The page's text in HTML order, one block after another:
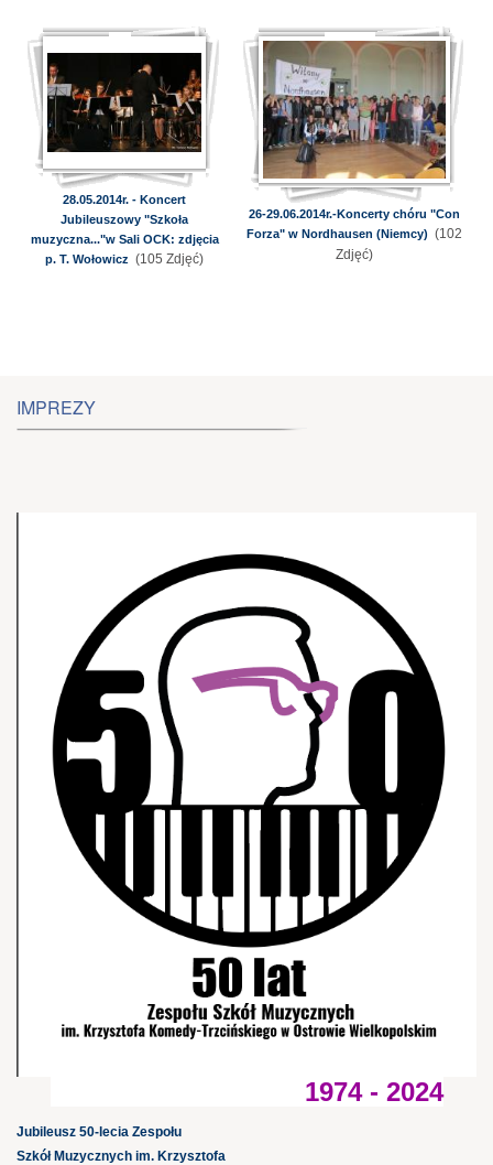
28.05.2014r. - Koncert
Jubileuszowy "Szkoła
muzyczna..."w Sali OCK: zdjęcia
p. T. Wołowicz (105 Zdjęć)
26-29.06.2014r.-Koncerty chóru "Con
Forza" w Nordhausen (Niemcy) (102
Zdjęć)
IMPREZY
1974 - 2024
Jubileusz 50-lecia Zespołu
Szkół Muzycznych im. Krzysztofa